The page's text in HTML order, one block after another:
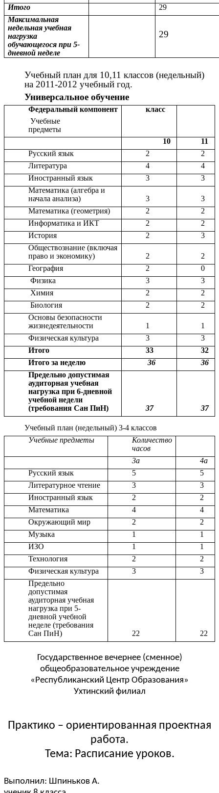
Итого
29
Максимальная
недельная учебная
нагрузка
обучающегося при 5-
дневной неделе
29
Учебный план для 10,11 классов (недельный)
на 2011-2012 учебный год.
Универсальное обучение
Федеральный компонент
Учебные
предметы
класс
10
11
Русский язык
2
2
Литература
4
4
Иностранный язык
3
3
Математика (алгебра и
начала анализа)
3
3
Математика (геометрия)
2
2
Информатика и ИКТ
2
2
История
2
3
Обществознание (включая
право и экономику)
2
2
География
2
0
Физика
3
3
Химия
2
2
Биология
2
2
Основы безопасности
жизнедеятельности
1
1
Физическая культура
3
3
Итого
33
32
Итого за неделю
36
36
Предельно допустимая
аудиторная учебная
нагрузка при 6-дневной
учебной недели
(требования Сан ПиН)
37 37
Учебный план (недельный) 3-4 классов
Учебные предметы
Количество
часов
3а
4а
Русский язык
5
5
Литературное чтение
3
3
Иностранный язык
2
2
Математика
4
4
Окружающий мир
2
2
Музыка
1
1
ИЗО
1
1
Технология
2
2
Физическая культура
3
3
Предельно
допустимая
аудиторная учебная
нагрузка при 5-
дневной учебной
неделе (требования
Сан ПиН)
22 22
Государственное вечернее (сменное)
общеобразовательное учреждение
«Республиканский Центр Образования»
Ухтинский филиал
Практико – ориентированная проектная
работа.
Тема: Расписание уроков.
Выполнил: Шпиньков А.